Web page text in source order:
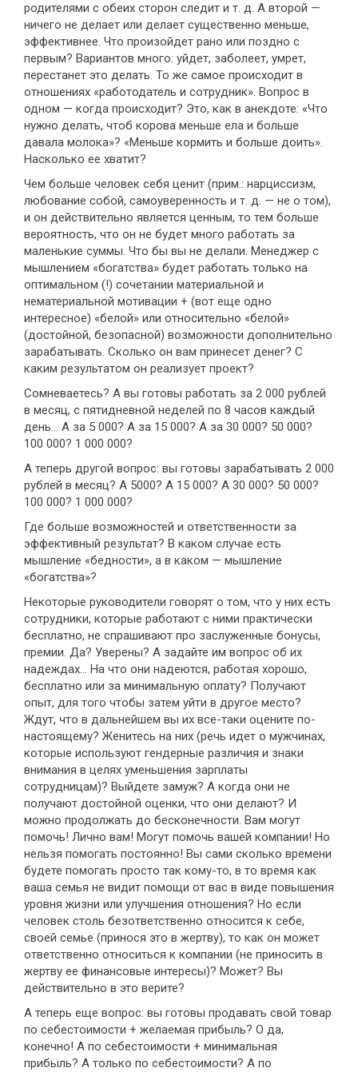
родителями с обеих сторон следит и т. д. А второй —
ничего не делает или делает существенно меньше,
эффективнее. Что произойдет рано или поздно с
первым? Вариантов много: уйдет, заболеет, умрет,
перестанет это делать. То же самое происходит в
отношениях «работодатель и сотрудник». Вопрос в
одном — когда происходит? Это, как в анекдоте: «Что
нужно делать, чтоб корова меньше ела и больше
давала молока»? «Меньше кормить и больше доить».
Насколько ее хватит?
Чем больше человек себя ценит (прим.: нарциссизм,
любование собой, самоуверенность и т. д. — не о том),
и он действительно является ценным, то тем больше
вероятность, что он не будет много работать за
маленькие суммы. Что бы вы не делали. Менеджер с
мышлением «богатства» будет работать только на
оптимальном (!) сочетании материальной и
нематериальной мотивации + (вот еще одно
интересное) «белой» или относительно «белой»
(достойной, безопасной) возможности дополнительно
зарабатывать. Сколько он вам принесет денег? С
каким результатом он реализует проект?
Сомневаетесь? А вы готовы работать за 2 000 рублей
в месяц, с пятидневной неделей по 8 часов каждый
день... А за 5 000? А за 15 000? А за 30 000? 50 000?
100 000? 1 000 000?
А теперь другой вопрос: вы готовы зарабатывать 2 000
рублей в месяц? А 5000? А 15 000? А 30 000? 50 000?
100 000? 1 000 000?
Где больше возможностей и ответственности за
эффективный результат? В каком случае есть
мышление «бедности», а в каком — мышление
«богатства»?
Некоторые руководители говорят о том, что у них есть
сотрудники, которые работают с ними практически
бесплатно, не спрашивают про заслуженные бонусы,
премии. Да? Уверены? А задайте им вопрос об их
надеждах... На что они надеются, работая хорошо,
бесплатно или за минимальную оплату? Получают
опыт, для того чтобы затем уйти в другое место?
Ждут, что в дальнейшем вы их все-таки оцените по-
настоящему? Женитесь на них (речь идет о мужчинах,
которые используют гендерные различия и знаки
внимания в целях уменьшения зарплаты
сотрудницам)? Выйдете замуж? А когда они не
получают достойной оценки, что они делают? И
можно продолжать до бесконечности. Вам могут
помочь! Лично вам! Могут помочь вашей компании! Но
нельзя помогать постоянно! Вы сами сколько времени
будете помогать просто так кому-то, в то время как
ваша семья не видит помощи от вас в виде повышения
уровня жизни или улучшения отношения? Но если
человек столь безответственно относится к себе,
своей семье (принося это в жертву), то как он может
ответственно относиться к компании (не приносить в
жертву ее финансовые интересы)? Может? Вы
действительно в это верите?
А теперь еще вопрос: вы готовы продавать свой товар
по себестоимости + желаемая прибыль? О да,
конечно! А по себестоимости + минимальная
прибыль? А только по себестоимости? А по